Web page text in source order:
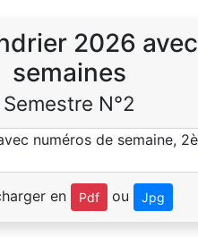
2026 avec
semaines
Semestre N°2
en Pdf ou Jpg